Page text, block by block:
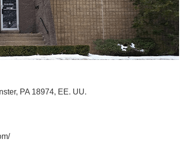
PA 18974, EE. UU.